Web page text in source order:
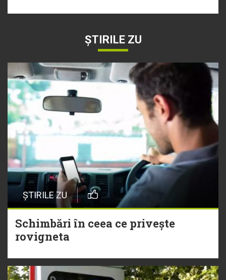
ȘTIRILE ZU
ȘTIRILE ZU
Schimbări în ceea ce privește
rovigneta